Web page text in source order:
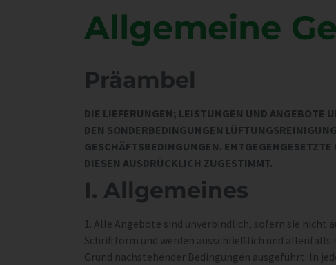
Allgemeine
Präambel
DIE LIEFERUNGEN; LEISTUNGEN UND ANGEBOTE
DEN SONDERBEDINGUNGEN
GESCHÄFTSBEDINGUNGEN.
DIESEN AUSDRÜCKLICH ZUGESTIMMT.
I. Allgemeines
1. Alle Angebote sind unverbindlich, sofern sie nicht
Schriftform und werden ausschließlich und
Grund nachstehender Bedingungen ausgeführt. In